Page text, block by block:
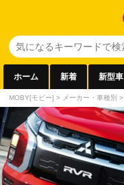
ホーム 新着 新型車
MOBY[モビー] > メーカー・車種別 >